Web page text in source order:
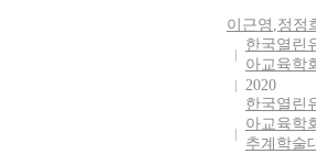
이근영 ,정정
한국열린
아교육학
2020
한국열린
아교육학
추계학술